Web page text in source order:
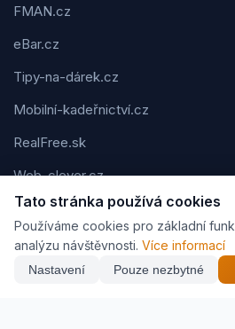
FMAN.cz
eBar.cz
Tipy-na-dárek.cz
Mobilní-kadeřnictví.cz
RealFree.sk
Web-clever.cz
Kvízov.cz
Karavaning.net
CVčko.eu
Tato stránka používá cookies
Používáme cookies pro základní
analýzu návštěvnosti. Více informací
Nastavení Pouze nezbytné